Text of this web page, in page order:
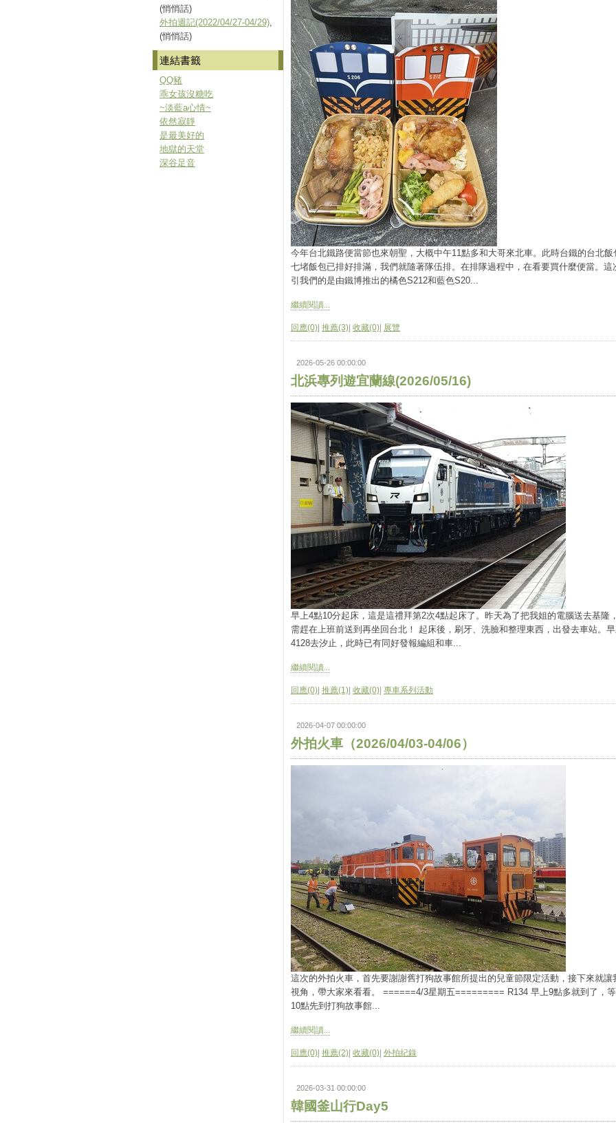
今年台北鐵路便當節也來朝聖，大概中午11點多和大哥來北車。此時台鐵的台北飯
七堵飯包已排好排滿，我們就隨著隊伍排。在排隊過程中，在看要買什麼便當。這
引我們的是由鐵博推出的橘色S212和藍色S20...
繼續閱讀...
回應(0) 推薦(3) 收藏(0) 展覽
2026-05-26 00:00:00
北浜專列遊宜蘭線(2026/05/16)
早上4點10分起床，這是這禮拜第2次4點起床了。昨天為了把我姐的電腦送去基隆
需趕在上班前送到再坐回台北！ 起床後，刷牙、洗臉和整理東西，出發去車站。
4128去汐止，此時已有同好發報編組和車...
繼續閱讀...
回應(0) 推薦(1) 收藏(0) 專車系列活動
2026-04-07 00:00:00
外拍火車（2026/04/03-04/06）
這次的外拍火車，首先要謝謝舊打狗故事館所提出的兒童節限定活動，接下來就讓
視角，帶大家來看看。 ======4/3星期五========= R134 早上9點多就到了，
10點先到打狗故事館...
繼續閱讀...
回應(0) 推薦(2) 收藏(0) 外拍紀錄
2026-03-31 00:00:00
韓國釜山行Day5
(悄悄話)
外拍週記(2022/04/27-04/29),
(悄悄話)
連結書籤
QQ豬
乖女孩沒糖吃
~淡藍a心情~
依然寂靜
是最美好的
地獄的天堂
深谷足音